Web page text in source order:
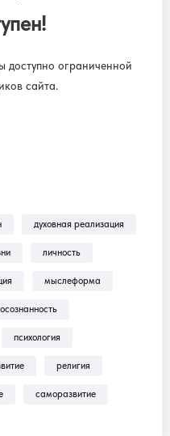
доступно ограниченной
сайта.
GRIMUARE”
оформить
пошаговая инструкция
.
духовная реализация
личность
мыслеформа
осознанность
психология
религия
саморазвитие